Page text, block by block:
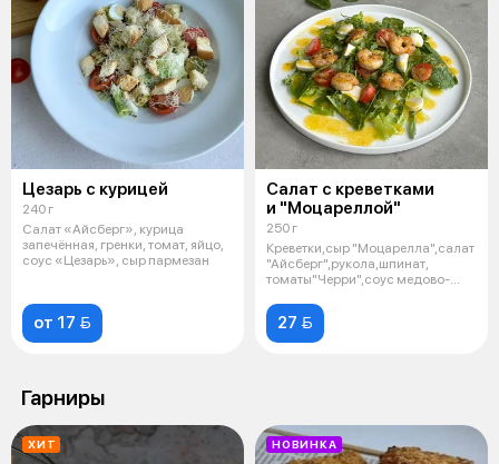
Цезарь с курицей
240 г
Салат «Айсберг», курица
запечённая, гренки, томат, яйцо,
соус «Цезарь», сыр пармезан
от 17 
Салат с креветками
и "Моцареллой"
250 г
Креветки,сыр "Моцарелла",салат
"Айсберг",рукола,шпинат,
томаты"Черри",соус медово-
27 
Гарниры
ХИТ НОВИНКА